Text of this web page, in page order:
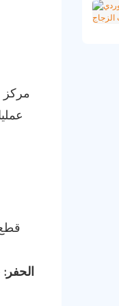
مركز
الحفر: